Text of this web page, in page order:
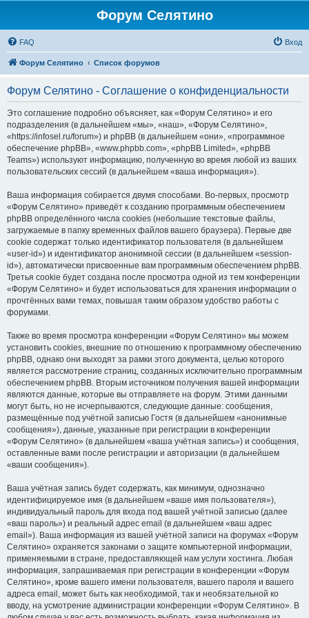
Форум Селятино
FAQ Вход
Форум Селятино Список форумов
Форум Селятино - Соглашение о конфиденциальности
Это соглашение подробно объясняет, как «Форум Селятино» и его
подразделения (в дальнейшем «мы», «наш», «Форум Селятино»,
«https://infosel.ru/forum») и phpBB (в дальнейшем «они», «программное
обеспечение phpBB», «www.phpbb.com», «phpBB Limited», «phpBB
Teams») используют информацию, полученную во время любой из ваших
пользовательских сессий (в дальнейшем «ваша информация»).
Ваша информация собирается двумя способами. Во-первых, просмотр
«Форум Селятино» приведёт к созданию программным обеспечением
phpBB определённого числа cookies (небольшие текстовые файлы,
загружаемые в папку временных файлов вашего браузера). Первые две
cookie содержат только идентификатор пользователя (в дальнейшем
«user-id») и идентификатор анонимной сессии (в дальнейшем «session-
id»), автоматически присвоенные вам программным обеспечением phpBB.
Третья cookie будет создана после просмотра одной из тем конференции
«Форум Селятино» и будет использоваться для хранения информации о
прочтённых вами темах, повышая таким образом удобство работы с
форумами.
Также во время просмотра конференции «Форум Селятино» мы можем
установить cookies, внешние по отношению к программному обеспечению
phpBB, однако они выходят за рамки этого документа, целью которого
является рассмотрение страниц, созданных исключительно программным
обеспечением phpBB. Вторым источником получения вашей информации
являются данные, которые вы отправляете на форум. Этими данными
могут быть, но не исчерпываются, следующие данные: сообщения,
размещённые под учётной записью Гостя (в дальнейшем «анонимные
сообщения»), данные, указанные при регистрации в конференции
«Форум Селятино» (в дальнейшем «ваша учётная запись») и сообщения,
оставленные вами после регистрации и авторизации (в дальнейшем
«ваши сообщения»).
Ваша учётная запись будет содержать, как минимум, однозначно
идентифицируемое имя (в дальнейшем «ваше имя пользователя»),
индивидуальный пароль для входа под вашей учётной записью (далее
«ваш пароль») и реальный адрес email (в дальнейшем «ваш адрес
email»). Ваша информация из вашей учётной записи на форумах «Форум
Селятино» охраняется законами о защите компьютерной информации,
применяемыми в стране, предоставляющей нам услуги хостинга. Любая
информация, запрашиваемая при регистрации в конференции «Форум
Селятино», кроме вашего имени пользователя, вашего пароля и вашего
адреса email, может быть как необходимой, так и необязательной ко
вводу, на усмотрение администрации конференции «Форум Селятино». В